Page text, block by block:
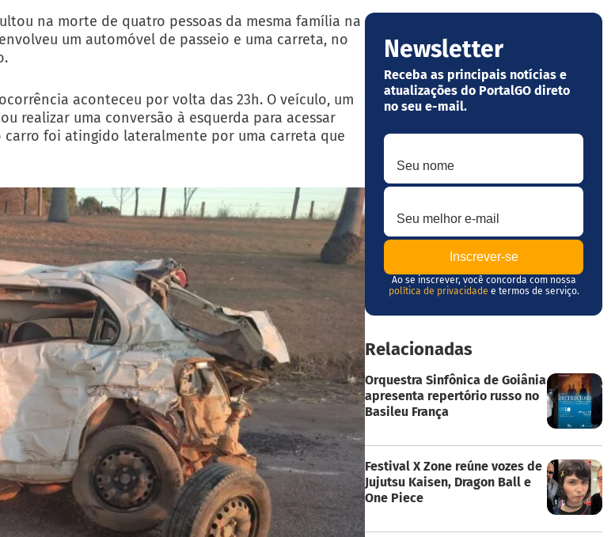
na morte de quatro pessoas da mesma família na
um automóvel de passeio e uma carreta, no
aconteceu por volta das 23h. O veículo, um
realizar uma conversão à esquerda para acessar
carro foi atingido lateralmente por uma carreta que
Newsletter
Receba as principais notícias e
atualizações do PortalGO direto
no seu e-mail.
Seu nome
Seu melhor e-mail
Ao se inscrever, você concorda com nossa
política de privacidade e termos de serviço.
Relacionadas
Orquestra Sinfônica de Goiânia
apresenta repertório russo no
Basileu França
Festival X Zone reúne vozes de
Jujutsu Kaisen, Dragon Ball e
One Piece